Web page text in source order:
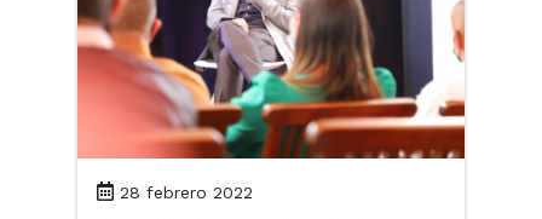
28 febrero 2022